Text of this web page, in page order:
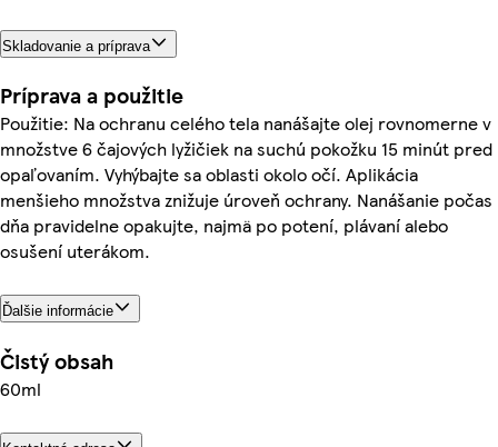
Skladovanie a príprava
Príprava a použitie
Použitie: Na ochranu celého tela nanášajte olej rovnomerne v
množstve 6 čajových lyžičiek na suchú pokožku 15 minút pred
opaľovaním. Vyhýbajte sa oblasti okolo očí. Aplikácia
menšieho množstva znižuje úroveň ochrany. Nanášanie počas
dňa pravidelne opakujte, najmä po potení, plávaní alebo
osušení uterákom.
Ďalšie informácie
Čistý obsah
60ml